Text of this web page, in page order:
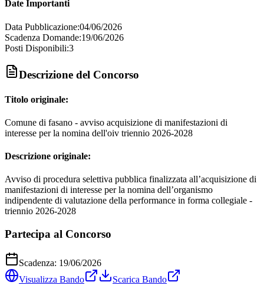
Date Importanti
Data Pubblicazione:04/06/2026
Scadenza Domande:19/06/2026
Posti Disponibili:3
Descrizione del Concorso
Titolo originale:
Comune di fasano - avviso acquisizione di manifestazioni di
interesse per la nomina dell'oiv triennio 2026-2028
Descrizione originale:
Avviso di procedura selettiva pubblica finalizzata all’acquisizione di
manifestazioni di interesse per la nomina dell’organismo
indipendente di valutazione della performance in forma collegiale -
triennio 2026-2028
Partecipa al Concorso
Scadenza: 19/06/2026
Visualizza Bando
Scarica Bando